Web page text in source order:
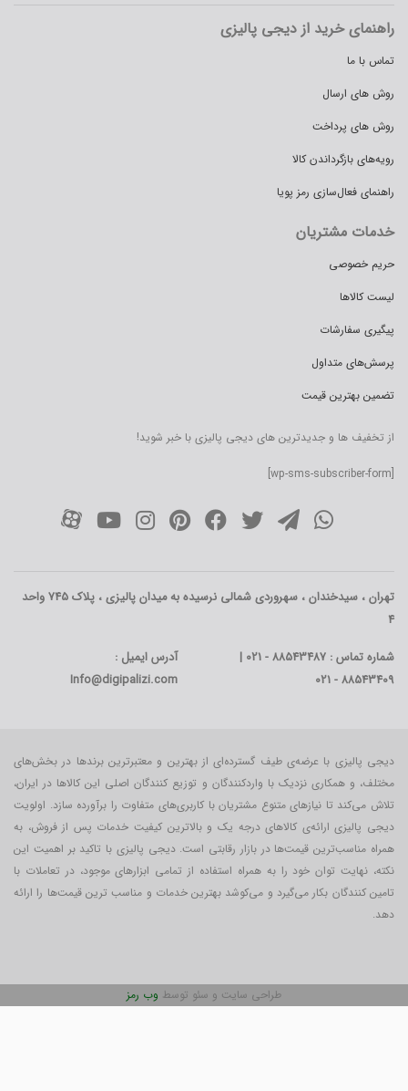
راهنمای خرید از دیجی پالیزی
تماس با ما
روش های ارسال
روش های پرداخت
رویه‌های بازگرداندن کالا
راهنمای فعال‌سازی رمز پویا
خدمات مشتریان
حریم خصوصی
لیست کالاها
پیگیری سفارشات
پرسش‌های متداول
تضمین بهترین قیمت
از تخفیف ها و جدیدترین های دیجی پالیزی با خبر شوید!
[wp-sms-subscriber-form]
تهران ، سیدخندان ، سهروردی شمالی نرسیده به میدان پالیزی ، پلاک 745 واحد
4
شماره تماس : 88543487 - 021 |
88543409 - 021
آدرس ایمیل :
Info@digipalizi.com
دیجی پالیزی با عرضه‌ی طیف گسترده‌ای از بهترین و معتبرترین برندها در بخش‌های
مختلف، و همکاری نزدیک با واردکنندگان و توزیع کنندگان اصلی این کالاها در ایران،
تلاش می‌کند تا نیازهای متنوع مشتریان با کاربری‌‌های متفاوت را برآورده سازد. اولویت
دیجی پالیزی ارائه‌ی کالاهای درجه یک و بالاترین کیفیت خدمات پس از فروش، به
همراه مناسب‌ترین قیمت‌ها در بازار رقابتی است. دیجی پالیزی با تاکید بر اهمیت این
نکته، نهایت توان خود را به همراه استفاده از تمامی ابزارهای موجود، در تعاملات با
تامین کنندگان بکار می‎‌گیرد و می‌کوشد بهترین خدمات و مناسب ترین قیمت‌ها را ارائه
دهد.
طراحی سایت و سئو توسط وب رمز